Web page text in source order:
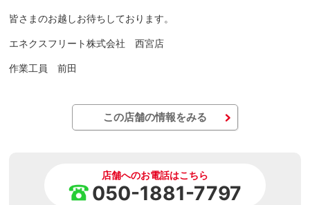
皆さまのお越しお待ちしております。
エネクスフリート株式会社 西宮店
作業工員 前田
この店舗の情報をみる
店舗へのお電話はこちら
050-1881-7797